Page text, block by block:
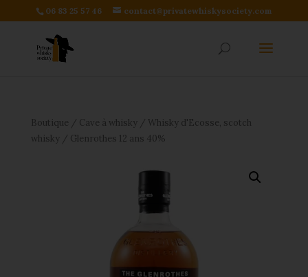
06 83 25 57 46 contact@privatewhiskysociety.com
Boutique / Cave à whisky/ Whisky d'Ecosse, scotch
whisky/ Glenrothes 12 ans 40%